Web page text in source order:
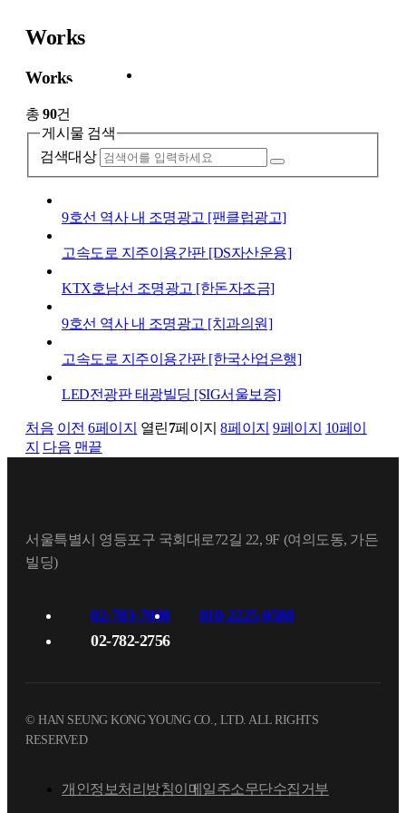
Works
Works
Works
총90건
게시물 검색
검색대상
9호선 역사 내 조명광고 [팬클럽광고]
고속도로 지주이용간판 [DS자산운용]
KTX호남선 조명광고 [한돈자조금]
9호선 역사 내 조명광고 [치과의원]
고속도로 지주이용간판 [한국산업은행]
LED전광판 태광빌딩 [SIG서울보증]
처음 이전 6페이지 열린7페이지 8페이지 9페이지 10페이
지 다음 맨끝
서울특별시 영등포구 국회대로72길 22, 9F (여의도동, 가든
빌딩)
02-783-7008
010-2225-0588
02-782-2756
© HAN SEUNG KONG YOUNG CO., LTD. ALL RIGHTS
RESERVED
개인정보처리방침이메일주소무단수집거부